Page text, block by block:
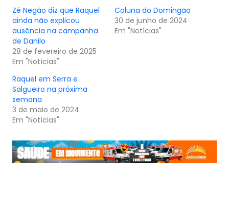
Zé Negão diz que Raquel
ainda não explicou
ausência na campanha
de Danilo
28 de fevereiro de 2025
Em "Notícias"
Coluna do Domingão
30 de junho de 2024
Em "Notícias"
Raquel em Serra e
Salgueiro na próxima
semana
3 de maio de 2024
Em "Notícias"